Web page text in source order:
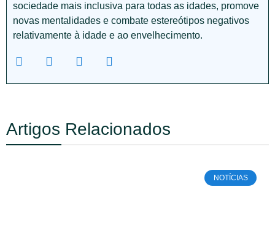
sociedade mais inclusiva para todas as idades, promove
novas mentalidades e combate estereótipos negativos
relativamente à idade e ao envelhecimento.
Artigos Relacionados
NOTÍCIAS